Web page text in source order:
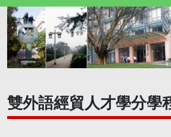
雙外語經貿人才學分學